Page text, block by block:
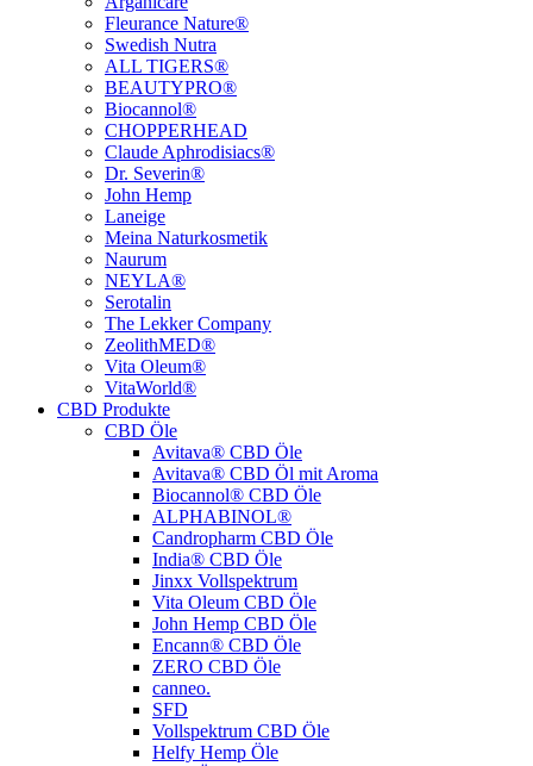
Fleurance Nature®
Swedish Nutra
ALL TIGERS®
BEAUTYPRO®
Biocannol®
CHOPPERHEAD
Claude Aphrodisiacs®
Dr. Severin®
John Hemp
Laneige
Meina Naturkosmetik
Naurum
NEYLA®
Serotalin
The Lekker Company
ZeolithMED®
Vita Oleum®
VitaWorld®
CBD Produkte
CBD Öle
Avitava® CBD Öle
Avitava® CBD Öl mit Aroma
Biocannol® CBD Öle
ALPHABINOL®
Candropharm CBD Öle
India® CBD Öle
Jinxx Vollspektrum
Vita Oleum CBD Öle
John Hemp CBD Öle
Encann® CBD Öle
ZERO CBD Öle
canneo.
SFD
Vollspektrum CBD Öle
Helfy Hemp Öle